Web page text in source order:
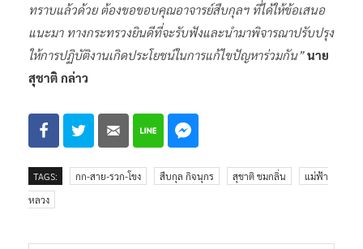
ทราบแล้วด้วย ต้องขอขอบคุณอาจารย์สืบกุลฯ ที่ได้ให้ข้อเสนอ
แนะมา ทางกระทรวงยินดีที่จะรับฟังและนำมาพิจารณาปรับปรุง
ให้การปฏิบัติงานเกิดประโยชน์ในการแก้ไขปัญหาร่วมกัน” นาย
สุชาติ กล่าว
TAGS: กก-สาย-รวก-โขง สืบกุล กิจนุกร สุชาติ ชมกลิ่น
แม่ฟ้า
หลวง